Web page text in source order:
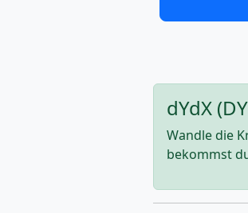
dYdX
Wandle die
bekommst